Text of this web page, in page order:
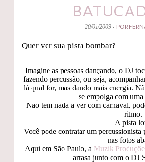
20/01/2009 - POR
Quer ver sua pista bombar?
Imagine as pessoas dançando, o DJ
fazendo percussão, ou seja,
lá qual for, mas dando mais energia.
se empolga com
Não tem nada a ver com carnaval,
ritmo.
A pista
Você pode contratar um
nas fotos
Aqui em São Paulo, a Muzik
arrasa junto com o DJ